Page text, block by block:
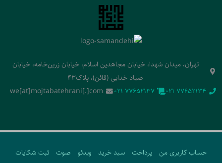
تهران، میدان شهدا، خیابان مجاهدین اسلام، خیابان زرین‌خامه، خیابان
صیاد خدایی (قائن)، پلاک43
‭021 77652134‬
‭021 77652137‬
we[at]mojtabatehrani[.]com
حساب کاربری من پرداخت سبد خرید ویدئو صوت
ثبت شکایات